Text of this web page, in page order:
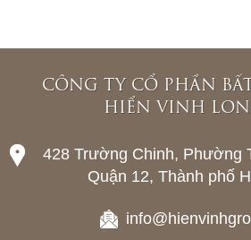
CÔNG TY CỔ PHẦN
HIỂN VINH
428 Trường Chinh, Phường
Quận 12, Thành phố